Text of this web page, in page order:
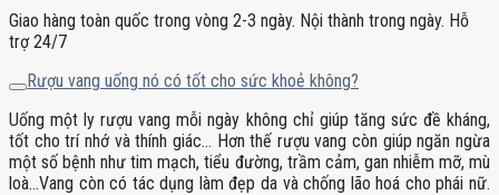
Giao hàng toàn quốc trong vòng 2-3 ngày. Nội thành trong ngày. Hỗ
trợ 24/7
Rượu vang uống nó có tốt cho sức khoẻ không?
Uống một ly rượu vang mỗi ngày không chỉ giúp tăng sức đề kháng,
tốt cho trí nhớ và thính giác… Hơn thế rượu vang còn giúp ngăn ngừa
một số bệnh như tim mạch, tiểu đường, trầm cảm, gan nhiễm mỡ, mù
loà…Vang còn có tác dụng làm đẹp da và chống lão hoá cho phái nữ.